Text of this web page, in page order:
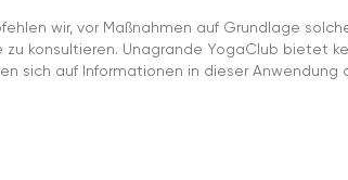
wir, vor Maßnahmen auf Grundlage
zu konsultieren. Unagrande YogaClub bietet
sich auf Informationen in dieser Anwendung